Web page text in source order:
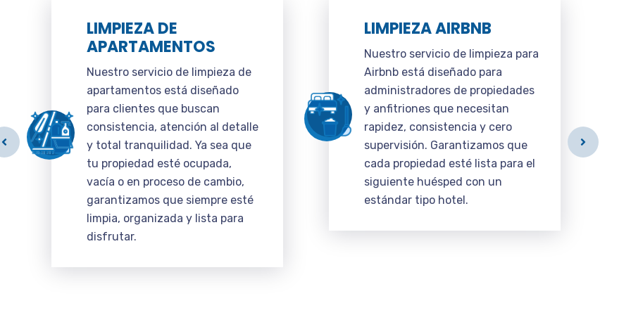
LIMPIEZA DE
APARTAMENTOS
Nuestro servicio de limpieza de
apartamentos está diseñado
para clientes que buscan
consistencia, atención al detalle
y total tranquilidad. Ya sea que
tu propiedad esté ocupada,
vacía o en proceso de cambio,
garantizamos que siempre esté
limpia, organizada y lista para
disfrutar.
LIMPIEZA AIRBNB
Nuestro servicio de limpieza para
Airbnb está diseñado para
administradores de propiedades
y anfitriones que necesitan
rapidez, consistencia y cero
supervisión. Garantizamos que
cada propiedad esté lista para el
siguiente huésped con un
estándar tipo hotel.